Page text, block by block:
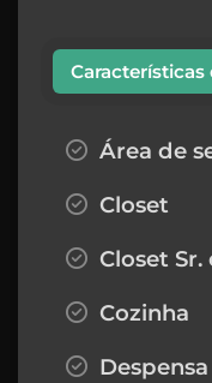
Área de
Closet
Closet Sr.
Cozinha
Despensa